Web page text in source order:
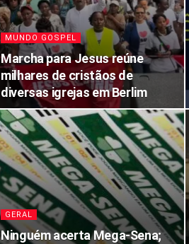
MUNDO GOSPEL
Marcha para Jesus reúne
milhares de cristãos de
diversas igrejas em Berlim
GERAL
Ninguém acerta Mega-Sena;